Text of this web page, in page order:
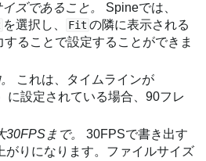
ズであること。
Spineでは、
を選択し、 Fit の隣に表示される
することで設定することができま
これは、タイムラインが
に設定されている場合、90フレ
30FPSまで。
30FPSで書き出す
がりになります。ファイルサイズ